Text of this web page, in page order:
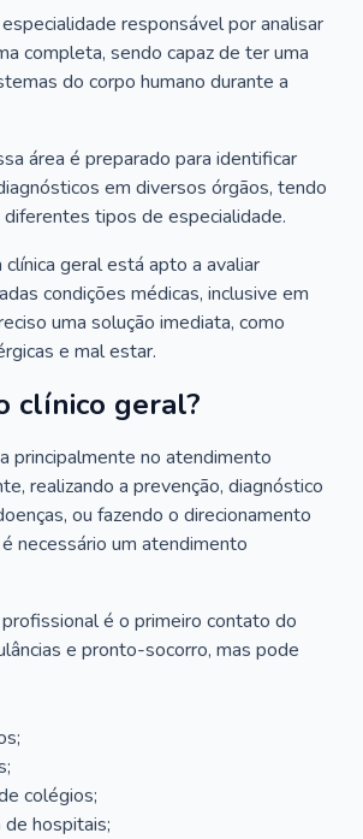
responsável por analisar
completa, sendo capaz de ter uma
do corpo humano durante a
área é preparado para identificar
em diversos órgãos, tendo
tipos de especialidade.
geral está apto a avaliar
condições médicas, inclusive em
uma solução imediata, como
e mal estar.
clínico geral?
principalmente no atendimento
realizando a prevenção, diagnóstico
ou fazendo o direcionamento
necessário um atendimento
é o primeiro contato do
e pronto-socorro, mas pode
colégios;
de hospitais;